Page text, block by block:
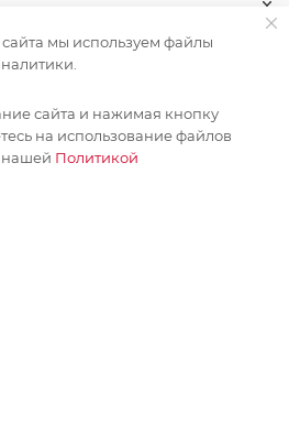
РАССЫЛКУ
мы используем файлы
сайта и нажимая кнопку
на использование файлов
нашей Политикой